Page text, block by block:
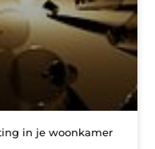
in je woonkamer